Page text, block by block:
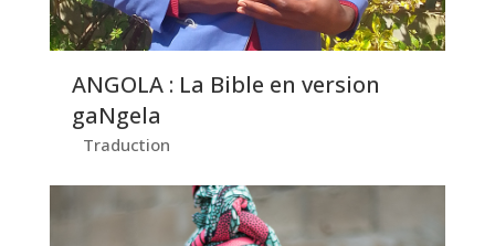
ANGOLA : La Bible en version
gaNgela
Traduction